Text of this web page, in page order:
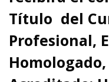
Título del
Profesional,